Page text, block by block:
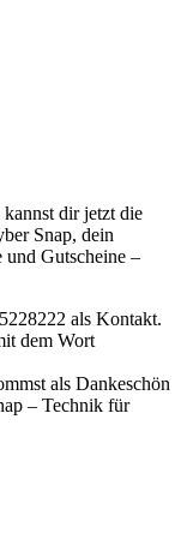
dir jetzt die
Snap, dein
Gutscheine –
als Kontakt.
dem Wort
als Dankeschön
– Technik für